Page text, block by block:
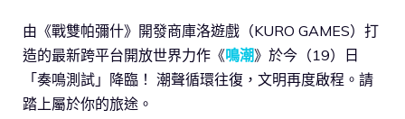
由《戰雙帕彌什》開發商庫洛遊戲（KURO GAMES）打
造的最新跨平台開放世界力作《鳴潮》於今（19）日
「奏鳴測試」降臨！ 潮聲循環往復，文明再度啟程。請
踏上屬於你的旅途。